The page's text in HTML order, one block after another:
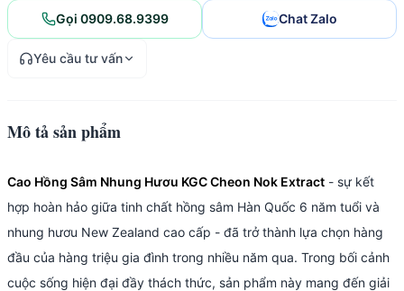
Gọi 0909.68.9399 Chat Zalo
Yêu cầu tư vấn
Mô tả sản phẩm
Cao Hồng Sâm Nhung Hươu KGC Cheon Nok Extract - sự kết
hợp hoàn hảo giữa tinh chất hồng sâm Hàn Quốc 6 năm tuổi và
nhung hươu New Zealand cao cấp - đã trở thành lựa chọn hàng
đầu của hàng triệu gia đình trong nhiều năm qua. Trong bối cảnh
cuộc sống hiện đại đầy thách thức, sản phẩm này mang đến giải